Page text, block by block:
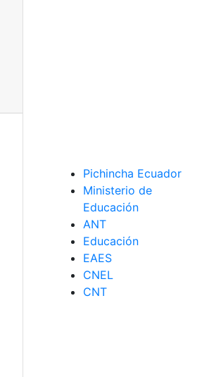
Pichincha Ecuador
Ministerio de
Educación
ANT
Educación
EAES
CNEL
CNT